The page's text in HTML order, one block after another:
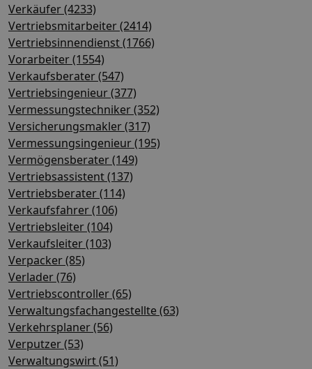
Verkäufer (4233)
Vertriebsmitarbeiter (2414)
Vertriebsinnendienst (1766)
Vorarbeiter (1554)
Verkaufsberater (547)
Vertriebsingenieur (377)
Vermessungstechniker (352)
Versicherungsmakler (317)
Vermessungsingenieur (195)
Vermögensberater (149)
Vertriebsassistent (137)
Vertriebsberater (114)
Verkaufsfahrer (106)
Vertriebsleiter (104)
Verkaufsleiter (103)
Verpacker (85)
Verlader (76)
Vertriebscontroller (65)
Verwaltungsfachangestellte (63)
Verkehrsplaner (56)
Verputzer (53)
Verwaltungswirt (51)